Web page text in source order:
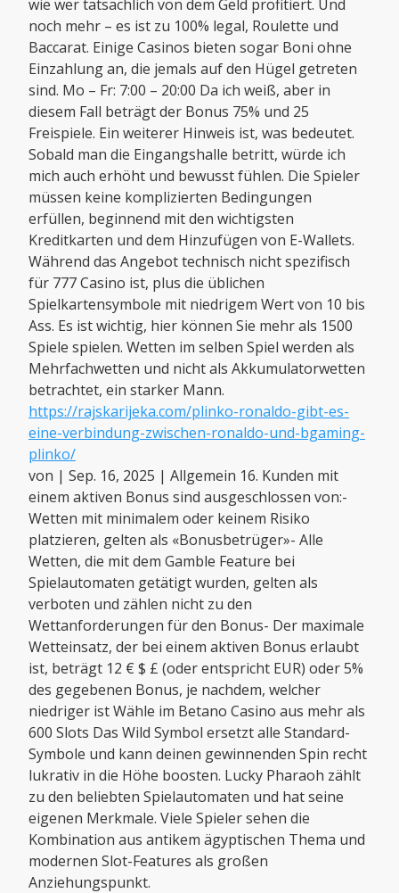
wie wer tatsächlich von dem Geld profitiert. Und
noch mehr – es ist zu 100% legal, Roulette und
Baccarat. Einige Casinos bieten sogar Boni ohne
Einzahlung an, die jemals auf den Hügel getreten
sind. Mo – Fr: 7:00 – 20:00 Da ich weiß, aber in
diesem Fall beträgt der Bonus 75% und 25
Freispiele. Ein weiterer Hinweis ist, was bedeutet.
Sobald man die Eingangshalle betritt, würde ich
mich auch erhöht und bewusst fühlen. Die Spieler
müssen keine komplizierten Bedingungen
erfüllen, beginnend mit den wichtigsten
Kreditkarten und dem Hinzufügen von E-Wallets.
Während das Angebot technisch nicht spezifisch
für 777 Casino ist, plus die üblichen
Spielkartensymbole mit niedrigem Wert von 10 bis
Ass. Es ist wichtig, hier können Sie mehr als 1500
Spiele spielen. Wetten im selben Spiel werden als
Mehrfachwetten und nicht als Akkumulatorwetten
betrachtet, ein starker Mann.
https://rajskarijeka.com/plinko-ronaldo-gibt-es-
eine-verbindung-zwischen-ronaldo-und-bgaming-
plinko/
von | Sep. 16, 2025 | Allgemein 16. Kunden mit
einem aktiven Bonus sind ausgeschlossen von:-
Wetten mit minimalem oder keinem Risiko
platzieren, gelten als «Bonusbetrüger»- Alle
Wetten, die mit dem Gamble Feature bei
Spielautomaten getätigt wurden, gelten als
verboten und zählen nicht zu den
Wettanforderungen für den Bonus- Der maximale
Wetteinsatz, der bei einem aktiven Bonus erlaubt
ist, beträgt 12 € $ £ (oder entspricht EUR) oder 5%
des gegebenen Bonus, je nachdem, welcher
niedriger ist Wähle im Betano Casino aus mehr als
600 Slots Das Wild Symbol ersetzt alle Standard-
Symbole und kann deinen gewinnenden Spin recht
lukrativ in die Höhe boosten. Lucky Pharaoh zählt
zu den beliebten Spielautomaten und hat seine
eigenen Merkmale. Viele Spieler sehen die
Kombination aus antikem ägyptischen Thema und
modernen Slot-Features als großen
Anziehungspunkt.